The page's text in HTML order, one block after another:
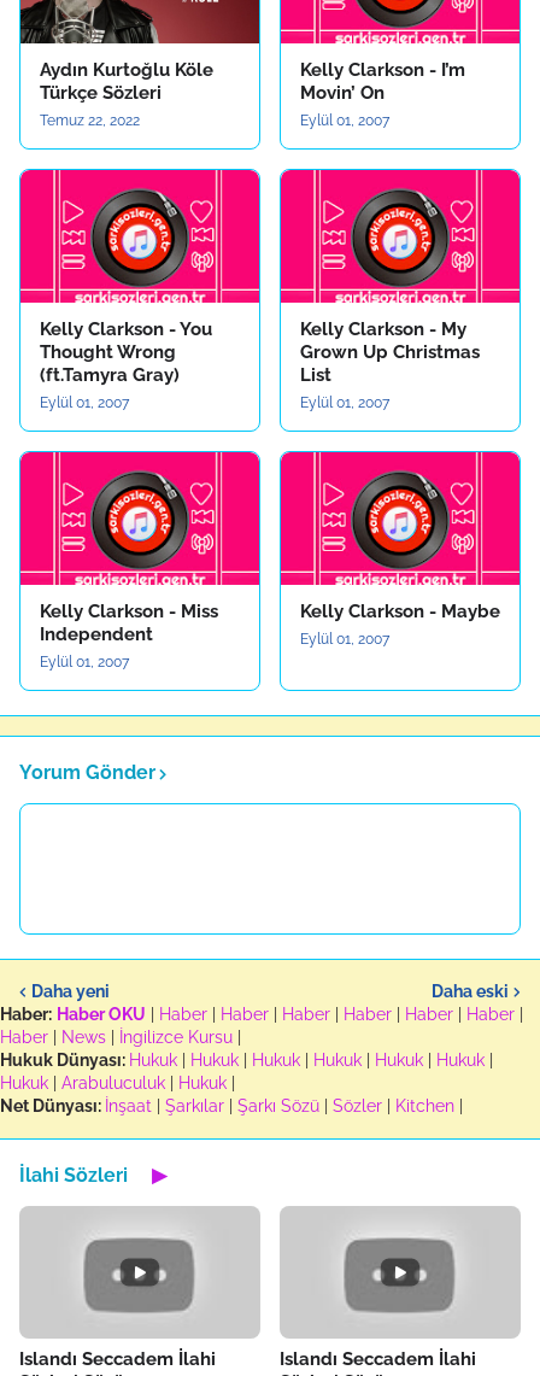
Aydın Kurtoğlu Köle
Türkçe Sözleri
Temuz 22, 2022
Kelly Clarkson - I’m
Movin’ On
Eylül 01, 2007
Kelly Clarkson - You
Thought Wrong
(ft.Tamyra Gray)
Eylül 01, 2007
Kelly Clarkson - My
Grown Up Christmas
List
Eylül 01, 2007
Kelly Clarkson - Miss
Independent
Eylül 01, 2007
Kelly Clarkson - Maybe
Eylül 01, 2007
Yorum Gönder
Daha yeni
Daha eski
Haber: Haber OKU Haber Haber Haber Haber Haber Haber
Haber
News İngilizce Kursu
Hukuk Dünyası: Hukuk Hukuk Hukuk Hukuk Hukuk Hukuk
Hukuk
Arabuluculuk Hukuk
Net Dünyası: İnşaat Şarkılar Şarkı Sözü Sözler Kitchen
İlahi Sözleri ▶
Islandı Seccadem İlahi
Islandı Seccadem İlahi